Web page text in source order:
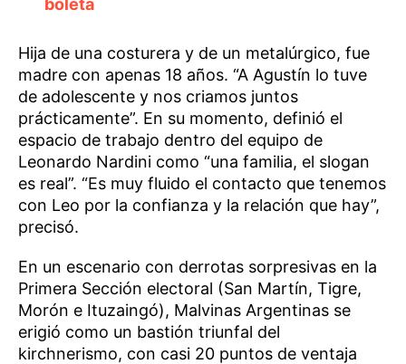
boleta
Hija de una costurera y de un metalúrgico, fue
madre con apenas 18 años. “A Agustín lo tuve
de adolescente y nos criamos juntos
prácticamente”. En su momento, definió el
espacio de trabajo dentro del equipo de
Leonardo Nardini como “una familia, el slogan
es real”. “Es muy fluido el contacto que tenemos
con Leo por la confianza y la relación que hay”,
precisó.
En un escenario con derrotas sorpresivas en la
Primera Sección electoral (San Martín, Tigre,
Morón e Ituzaingó), Malvinas Argentinas se
erigió como un bastión triunfal del
kirchnerismo, con casi 20 puntos de ventaja